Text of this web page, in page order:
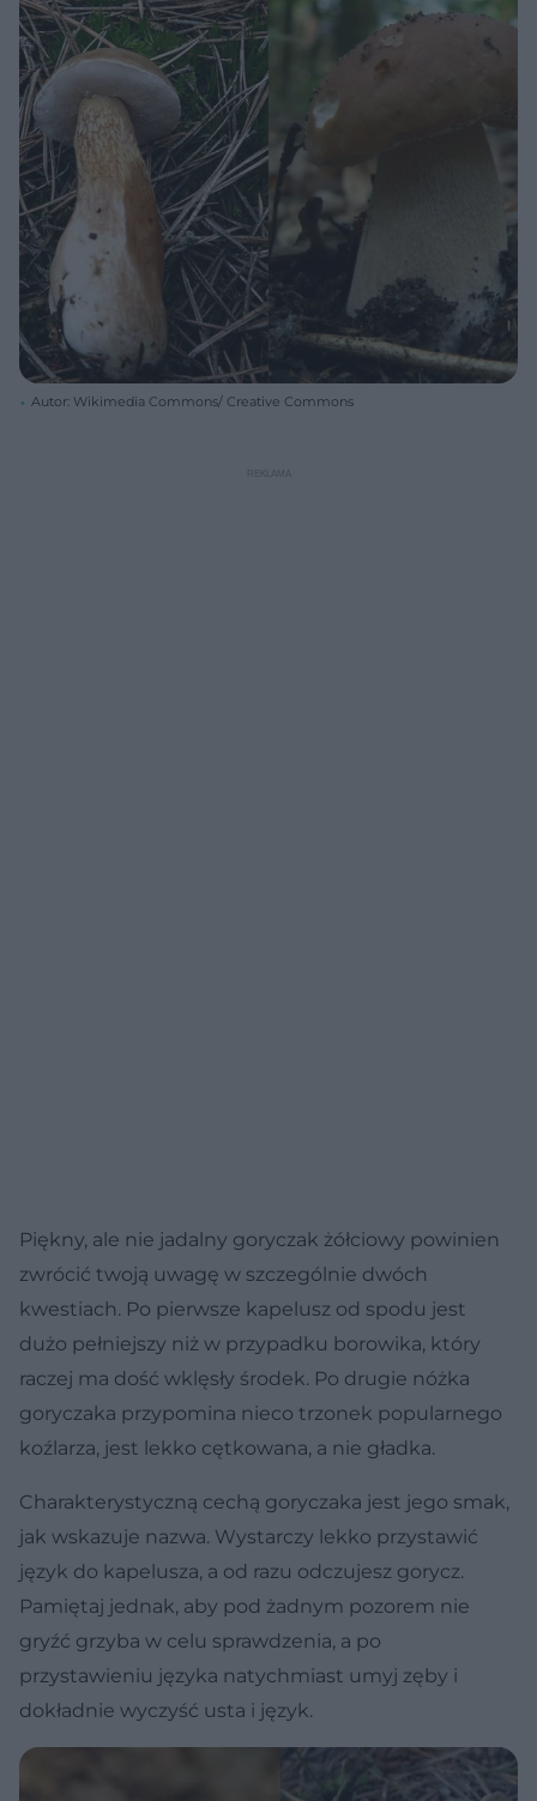
Autor: Wikimedia Commons/ Creative Commons
Piękny, ale nie jadalny goryczak żółciowy powinien
zwrócić twoją uwagę w szczególnie dwóch
kwestiach. Po pierwsze kapelusz od spodu jest
dużo pełniejszy niż w przypadku borowika, który
raczej ma dość wklęsły środek. Po drugie nóżka
goryczaka przypomina nieco trzonek popularnego
koźlarza, jest lekko cętkowana, a nie gładka.
Charakterystyczną cechą goryczaka jest jego smak,
jak wskazuje nazwa. Wystarczy lekko przystawić
język do kapelusza, a od razu odczujesz gorycz.
Pamiętaj jednak, aby pod żadnym pozorem nie
gryźć grzyba w celu sprawdzenia, a po
przystawieniu języka natychmiast umyj zęby i
dokładnie wyczyść usta i język.